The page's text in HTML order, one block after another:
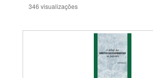
346 visualizações